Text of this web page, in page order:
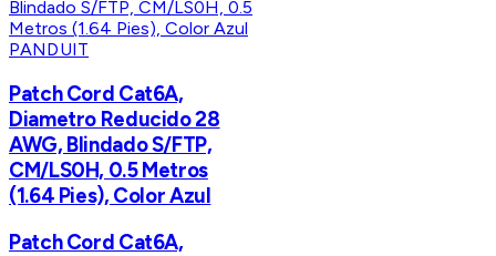
PANDUIT
Patch Cord Cat6A,
Diametro Reducido 28
AWG, Blindado S/FTP,
CM/LS0H, 0.5 Metros
(1.64 Pies), Color Azul
Patch Cord Cat6A,